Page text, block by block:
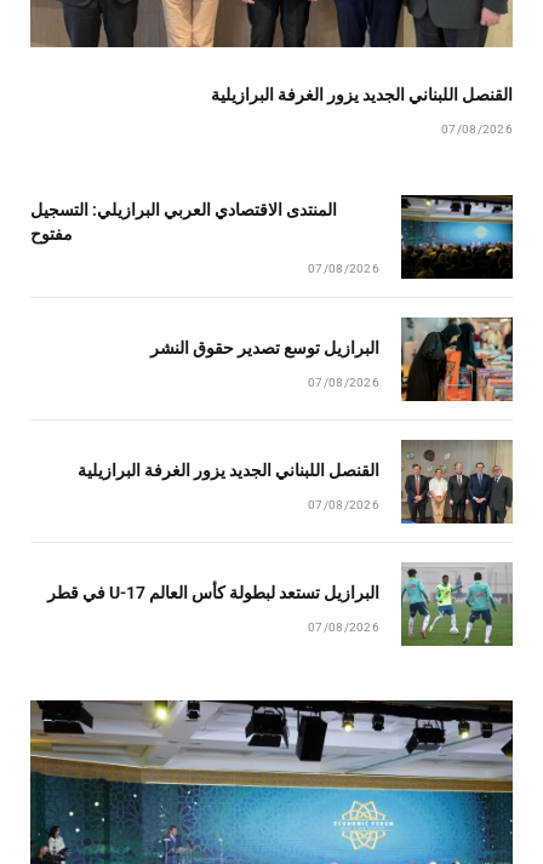
القنصل اللبناني الجديد يزور الغرفة البرازيلية
07/08/2026
المنتدى الاقتصادي العربي البرازيلي: التسجيل
مفتوح
07/08/2026
البرازيل توسع تصدير حقوق النشر
07/08/2026
القنصل اللبناني الجديد يزور الغرفة البرازيلية
07/08/2026
البرازيل تستعد لبطولة كأس العالم U-17 في قطر
07/08/2026